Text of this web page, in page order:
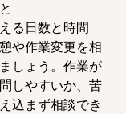
る日数と時間
や作業変更を相
しょう。作業が
しやすいか、苦
込まず相談でき